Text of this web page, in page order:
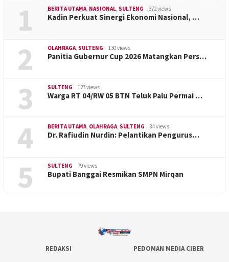
1 BERITA UTAMA, NASIONAL, SULTENG 372 views
Kadin Perkuat Sinergi Ekonomi Nasional, …
2 OLAHRAGA, SULTENG 130 views
Panitia Gubernur Cup 2026 Matangkan Pers…
3 SULTENG 127 views
Warga RT 04/RW 05 BTN Teluk Palu Permai …
4 BERITA UTAMA, OLAHRAGA, SULTENG 84 views
Dr. Rafiudin Nurdin: Pelantikan Pengurus…
5 SULTENG 79 views
Bupati Banggai Resmikan SMPN Mirqan
REDAKSI PEDOMAN MEDIA CIBER